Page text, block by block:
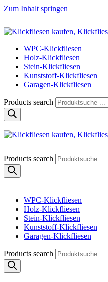
Zum Inhalt springen
Klickfliese | klick-klick-fertig
Klickfliesen online kaufen
WPC-Klickfliesen
Holz-Klickfliesen
Stein-Klickfliesen
Kunststoff-Klickfliesen
Garagen-Klickfliesen
Products search
Klickfliese | klick-klick-fertig
Klickfliesen online kaufen
Products search
WPC-Klickfliesen
Holz-Klickfliesen
Stein-Klickfliesen
Kunststoff-Klickfliesen
Garagen-Klickfliesen
Products search